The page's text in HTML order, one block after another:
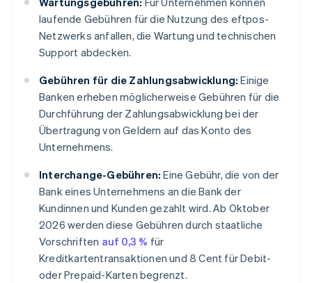
laufende Gebühren für die Nutzung des eftpos-
Netzwerks anfallen, die Wartung und technischen
Support abdecken.
Gebühren für die Zahlungsabwicklung: Einige
Banken erheben möglicherweise Gebühren für die
Durchführung der Zahlungsabwicklung bei der
Übertragung von Geldern auf das Konto des
Unternehmens.
Interchange-Gebühren: Eine Gebühr, die von der
Bank eines Unternehmens an die Bank der
Kundinnen und Kunden gezahlt wird. Ab Oktober
2026 werden diese Gebühren durch staatliche
Vorschriften auf 0,3 % für
Kreditkartentransaktionen und 8 Cent für Debit-
oder Prepaid-Karten begrenzt.